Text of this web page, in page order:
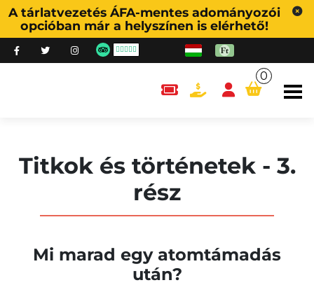
A tárlatvezetés ÁFA-mentes adományozói
opcióban már a helyszínen is elérhető!
content.cart
0
Titkok és történetek - 3.
rész
Mi marad egy atomtámadás
után?